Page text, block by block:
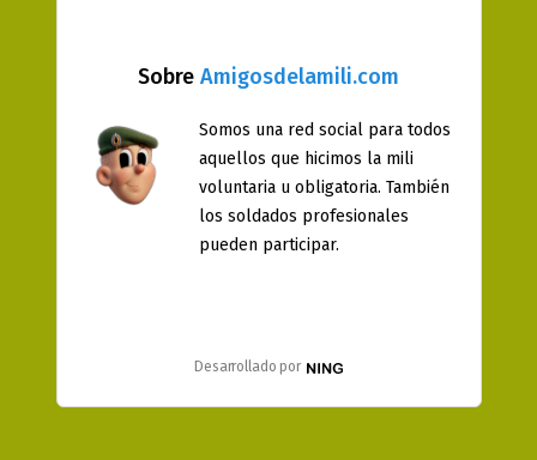
Sobre Amigosdelamili.com
Somos una red social para todos
aquellos que hicimos la mili
voluntaria u obligatoria. También
los soldados profesionales
pueden participar.
Desarrollado por